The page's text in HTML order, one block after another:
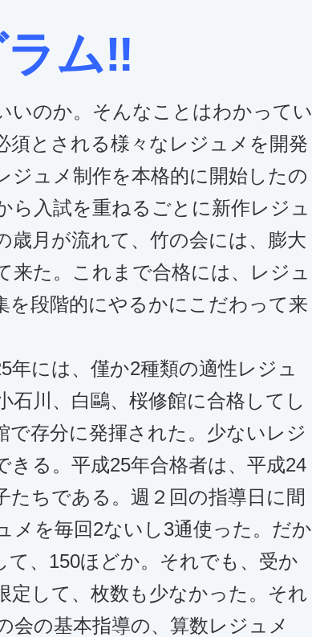
ム‼️
のか。そんなことはわかってい
須とされる様々なレジュメを開発
ジュメ制作を本格的に開始したの
ら入試を重ねるごとに新作レジュ
歳月が流れて、竹の会には、膨大
た。これまで合格には、レジュ
を段階的にやるかにこだわって来
には、僅か2種類の適性レジュ
石川、白鷗、桜修館に合格してし
で存分に発揮された。少ないレジ
きる。平成25年合格者は、平成24
ちである。週２回の指導日に間
メを毎回2ないし3通使った。だか
て、150ほどか。それでも、受か
定して、枚数も少なかった。それ
会の基本指導の、算数レジュメ